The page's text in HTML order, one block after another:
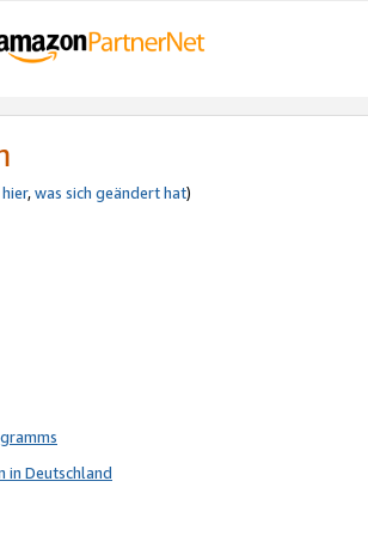
hier,was sich geändert hat)
in Deutschland